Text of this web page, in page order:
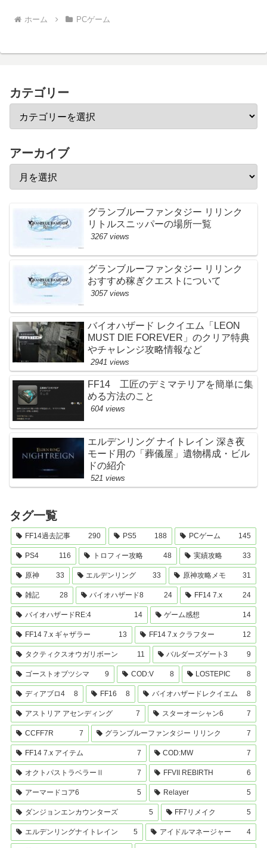
ホーム PCゲーム
カテゴリー
アーカイブ
グランブルーファンタジー リリンク
リトルスニッパーの場所一覧
3267 views
グランブルーファンタジー リリンク
おすすめ稼ぎクエストについて
3057 views
バイオハザード レクイエム「LEON
MUST DIE FOREVER」のクリア特典
やチャレンジ攻略情報など
2941 views
FF14 工匠のデミマテリアを簡単に集
める方法のこと
604 views
エルデンリング ナイトレイン 深き夜
モード用の「葬儀屋」遺物構成・ビル
ドの紹介
521 views
タグ一覧
FF14過去記事 290 PS5 188 PCゲーム 145
PS4 116 トロフィー攻略 48 実績攻略 33
原神 33 エルデンリング 33 原神攻略メモ 31
雑記 28 バイオハザード8 24 FF14 7.x 24
バイオハザードRE:4 14 ゲーム感想 14
FF14 7.x ギャザラー 13 FF14 7.x クラフター 12
タクティクスオウガリボーン 11 バルダーズゲート3 9
ゴーストオブツシマ 9 COD:V 8 LOSTEPIC 8
ディアブロ4 8 FF16 8 バイオハザードレクイエム 8
アストリア アセンディング 7 スターオーシャン6 7
CCFF7R 7 グランブルーファンタジー リリンク 7
FF14 7.x アイテム 7 COD:MW 7
オクトパストラベラーⅡ 7 FFVII REBIRTH 6
アーマードコア6 5 Relayer 5
ダンジョンエンカウンターズ 5 FF7リメイク 5
エルデンリングナイトレイン 5 アイドルマネージャー 4